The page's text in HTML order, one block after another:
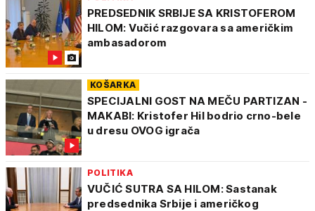
PREDSEDNIK SRBIJE SA KRISTOFEROM
HILOM: Vučić razgovara sa američkim
ambasadorom
KOŠARKA
SPECIJALNI GOST NA MEČU PARTIZAN -
MAKABI: Kristofer Hil bodrio crno-bele
u dresu OVOG igrača
POLITIKA
VUČIĆ SUTRA SA HILOM: Sastanak
predsednika Srbije i američkog